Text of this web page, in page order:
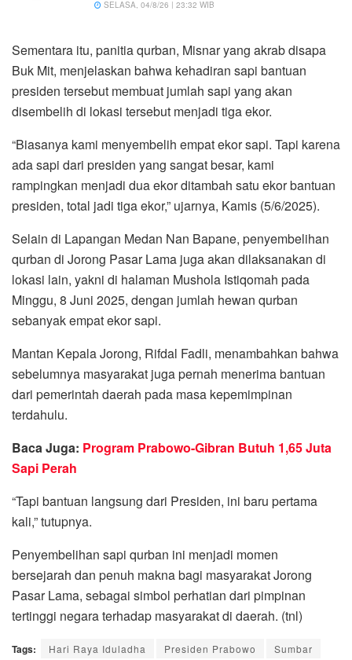
SELASA, 04/8/26 | 23:32 WIB
Sementara itu, panitia qurban, Misnar yang akrab disapa
Buk Mit, menjelaskan bahwa kehadiran sapi bantuan
presiden tersebut membuat jumlah sapi yang akan
disembelih di lokasi tersebut menjadi tiga ekor.
“Biasanya kami menyembelih empat ekor sapi. Tapi karena
ada sapi dari presiden yang sangat besar, kami
rampingkan menjadi dua ekor ditambah satu ekor bantuan
presiden, total jadi tiga ekor,” ujarnya, Kamis (5/6/2025).
Selain di Lapangan Medan Nan Bapane, penyembelihan
qurban di Jorong Pasar Lama juga akan dilaksanakan di
lokasi lain, yakni di halaman Mushola Istiqomah pada
Minggu, 8 Juni 2025, dengan jumlah hewan qurban
sebanyak empat ekor sapi.
Mantan Kepala Jorong, Rifdal Fadli, menambahkan bahwa
sebelumnya masyarakat juga pernah menerima bantuan
dari pemerintah daerah pada masa kepemimpinan
terdahulu.
Baca Juga: Program Prabowo-Gibran Butuh 1,65 Juta
Sapi Perah
“Tapi bantuan langsung dari Presiden, ini baru pertama
kali,” tutupnya.
Penyembelihan sapi qurban ini menjadi momen
bersejarah dan penuh makna bagi masyarakat Jorong
Pasar Lama, sebagai simbol perhatian dari pimpinan
tertinggi negara terhadap masyarakat di daerah. (tnl)
Tags: Hari Raya Iduladha Presiden Prabowo Sumbar